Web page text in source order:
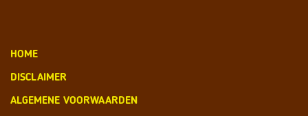
HOME
DISCLAIMER
ALGEMENE VOORWAARDEN